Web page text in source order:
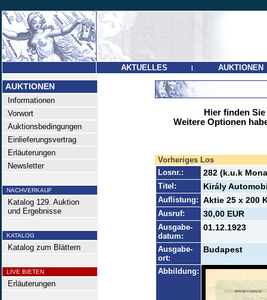
AKTUELLES | AUKTIONEN
AUKTIONEN
Informationen
Vorwort
Auktionsbedingungen
Einlieferungsvertrag
Erläuterungen
Newsletter
NACHVERKAUF
Katalog 129. Auktion
und Ergebnisse
KATALOG
Katalog zum Blättern
LIVE BIETEN
Erläuterungen
Hier finden
Weitere Optionen
Vorheriges Los
Losnr.:
282 (k.u.k
Titel: Király
Auflistung: Aktie 25 x 200
Ausruf: 30,00 EUR
Ausgabe-
datum:
01.12.1923
Ausgabe-
ort:
Budapest
Abbildung: